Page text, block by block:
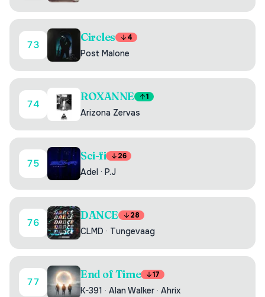
73
Circles 4
Post Malone
74
ROXANNE 1
Arizona Zervas
75
Sci-fi 26
Adel · P.J
76
DANCE 28
CLMD · Tungevaag
77
End of Time 17
K-391 · Alan Walker · Ahrix